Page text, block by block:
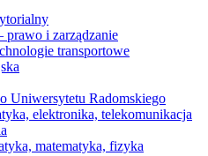
prawo i zarządzanie
transportowe
Uniwersytetu Radomskiego
elektronika, telekomunikacja
matematyka, fizyka